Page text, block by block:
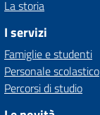
La storia
I servizi
Famiglie e studenti
Personale scolastico
Percorsi di studio